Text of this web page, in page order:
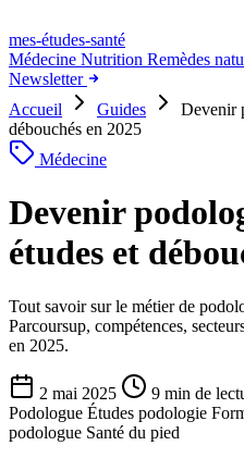
mes-études-santé
Médecine Nutrition Remèdes
Newsletter
Accueil
Guides
Devenir
débouchés en 2025
Médecine
Devenir
études et
Tout savoir sur le métier de
Parcoursup, compétences,
en 2025.
2 mai 2025
9 min de
Podologue Études podologie
podologue Santé du pied